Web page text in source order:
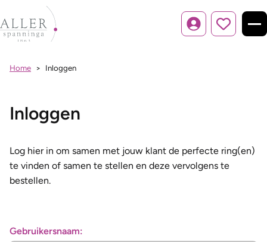
Inloggen
Home Inloggen
Inloggen
Log hier in om samen met jouw klant de perfecte ring(en)
te vinden of samen te stellen en deze vervolgens te
bestellen.
Gebruikersnaam: